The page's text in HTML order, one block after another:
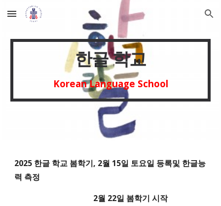
Skip to main content Skip to navigation
한글 학교
Korean Language School
2025 한글 학교 봄학기, 2월 15일 토요일 등록및 한글능
력 측정
2월 22일 봄학기 시작